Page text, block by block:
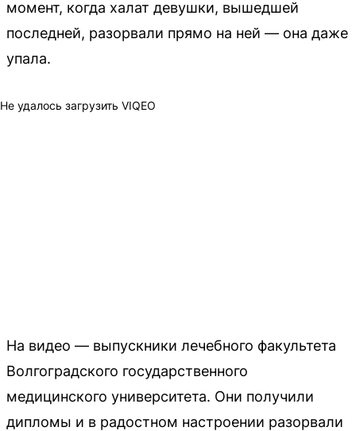
момент, когда халат девушки, вышедшей
последней, разорвали прямо на ней — она даже
упала.
Не удалось загрузить VIQEO
На видео — выпускники лечебного факультета
Волгоградского государственного
медицинского университета. Они получили
дипломы и в радостном настроении разорвали